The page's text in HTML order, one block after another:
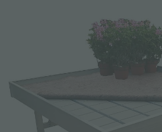
MEHR ERGEBNISSE FÜR SIE: